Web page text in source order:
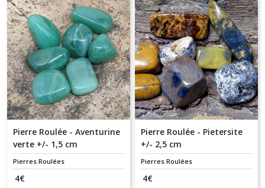
Pierre Roulée - Aventurine
verte +/- 1,5 cm
Pierres Roulées
4€
Pierre Roulée - Pietersite
+/- 2,5 cm
Pierres Roulées
4€